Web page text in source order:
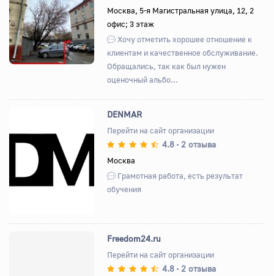
Назад ВпередМосква, 5-я Магистральная улица, 12, 2
офис; 3 этаж
Хочу отметить хорошее отношение к
клиентам и качественное обслуживание.
Обращались, так как был нужен
оценочный альбо...
Назад Вперед
DENMAR
Перейти на сайт организации
4.8 • 2 отзыва
Москва
Грамотная работа, есть результат
обучения
Freedom24.ru
Перейти на сайт организации
4.8 • 2 отзыва